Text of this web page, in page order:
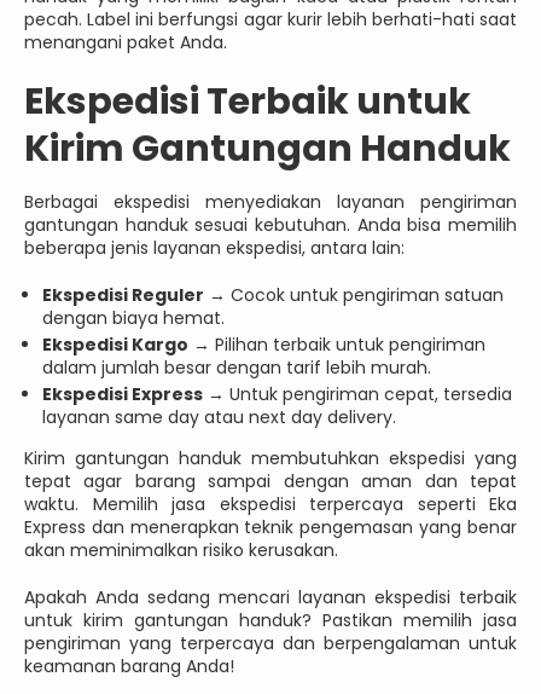
pecah. Label ini berfungsi agar kurir lebih berhati-hati saat
menangani paket Anda.
Ekspedisi Terbaik untuk
Kirim Gantungan Handuk
Berbagai ekspedisi menyediakan layanan pengiriman
gantungan handuk sesuai kebutuhan. Anda bisa memilih
beberapa jenis layanan ekspedisi, antara lain:
Ekspedisi Reguler → Cocok untuk pengiriman satuan
dengan biaya hemat.
Ekspedisi Kargo → Pilihan terbaik untuk pengiriman
dalam jumlah besar dengan tarif lebih murah.
Ekspedisi Express → Untuk pengiriman cepat, tersedia
layanan same day atau next day delivery.
Kirim gantungan handuk membutuhkan ekspedisi yang
tepat agar barang sampai dengan aman dan tepat
waktu. Memilih jasa ekspedisi terpercaya seperti Eka
Express dan menerapkan teknik pengemasan yang benar
akan meminimalkan risiko kerusakan.
Apakah Anda sedang mencari layanan ekspedisi terbaik
untuk kirim gantungan handuk? Pastikan memilih jasa
pengiriman yang terpercaya dan berpengalaman untuk
keamanan barang Anda!